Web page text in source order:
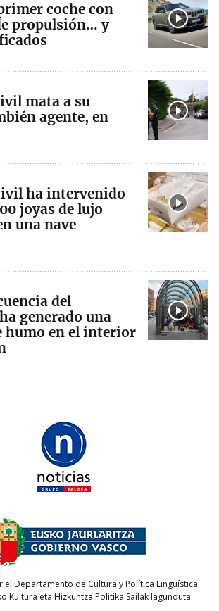
coche con
propulsión… y
mata a su
agente, en
ha intervenido
joyas de lujo
una nave
del
generado una
humo en el interior
el Departamento de Cultura y Política Lingüística
Kultura eta Hizkuntza Politika Sailak lagunduta